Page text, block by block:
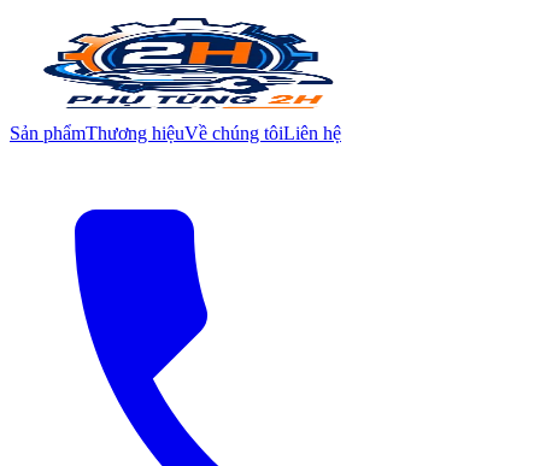
Sản phẩmThương hiệuVề chúng tôiLiên hệ